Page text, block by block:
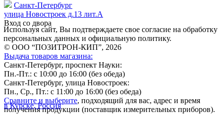
Санкт-Петербург
улица Новостроек д.13 лит.А
Вход со двора
Используя сайт, Вы подтверждаете свое согласие на обработку
персональных данных и официальную политику.
© ООО “ПОЗИТРОН-КИП”, 2026
Выдача товаров магазина:
Санкт-Петербург, проспект Науки:
Пн.-Пт.: с 10:00 до 16:00 (без обеда)
Санкт-Петербург, улица Новостроек:
Пн., Ср., Пт.: с 11:00 до 16:00 (без обеда)
Сравните и выберите, подходящий для вас, адрес и время
получения продукции (поставщик измерительных приборов).
в Курске, Россия